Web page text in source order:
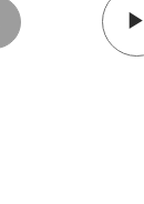
▶︎